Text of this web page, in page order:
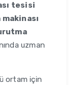
tesisi
uzman
ortam için